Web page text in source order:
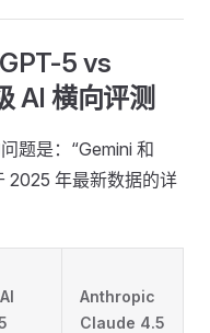
5 vs
AI 横向评测
题是：“Gemini 和
2025 年最新数据的详
Anthropic
Claude 4.5